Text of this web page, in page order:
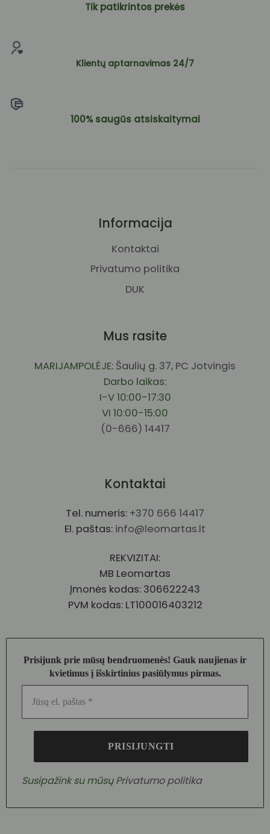
Tik patikrintos prekės
Klientų aptarnavimas 24/7
100% saugūs atsiskaitymai
Informacija
Kontaktai
Privatumo politika
DUK
Mus rasite
MARIJAMPOLĖJE: Šaulių g. 37, PC Jotvingis
Darbo laikas:
I-V 10:00-17:30
VI 10:00-15:00
(0-666) 14417
Kontaktai
Tel. numeris: +370 666 14417
El. paštas: info@leomartas.lt
REKVIZITAI:
MB Leomartas
Įmonės kodas: 306622243
PVM kodas: LT100016403212
Prisijunk prie mūsų bendruomenės! Gauk naujienas ir
kvietimus į išskirtinius pasiūlymus pirmas.
Susipažink su mūsųPrivatumo politika